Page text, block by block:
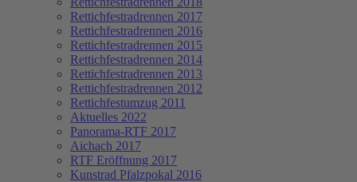
Rettichfestradrennen 2017
Rettichfestradrennen 2016
Rettichfestradrennen 2015
Rettichfestradrennen 2014
Rettichfestradrennen 2013
Rettichfestradrennen 2012
Rettichfestumzug 2011
Aktuelles 2022
Panorama-RTF 2017
Aichach 2017
RTF Eröffnung 2017
Kunstrad Pfalzpokal 2016